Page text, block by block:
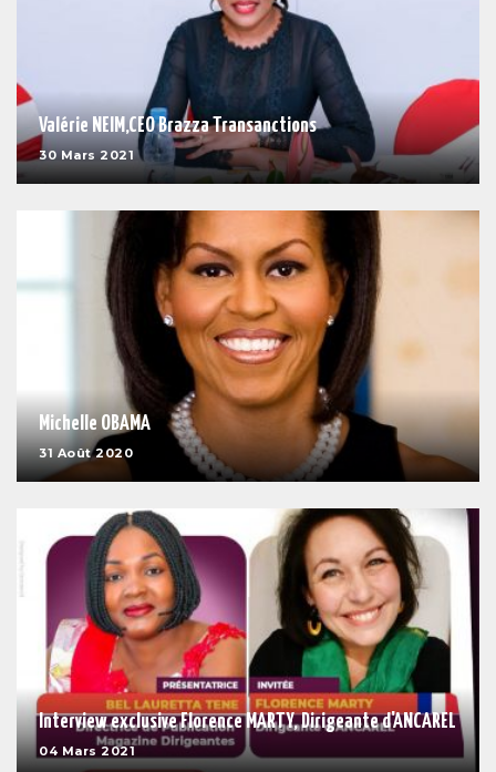
Valérie NEIM,CEO Brazza Transanctions
30 Mars 2021
Michelle OBAMA
31 Août 2020
Interview exclusive Florence MARTY, Dirigeante d'ANCAREL
04 Mars 2021